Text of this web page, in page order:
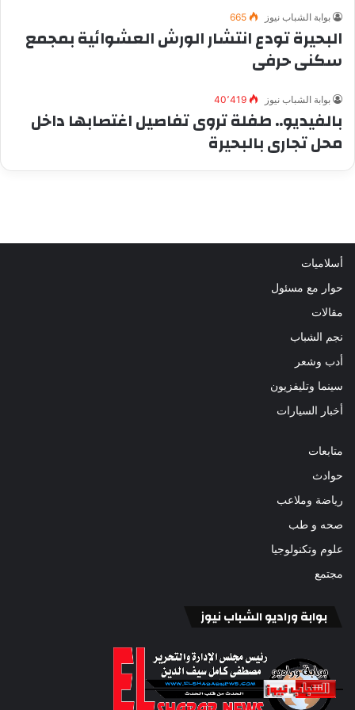
بوابة الشباب نيوز 665
البحيرة تودع انتشار الورش العشوائية بمجمع
سكنى حرفى
بوابة الشباب نيوز 40٬419
بالفيديو.. طفلة تروى تفاصيل اغتصابها داخل
محل تجارى بالبحيرة
أسلاميات
حوار مع مسئول
مقالات
نجم الشباب
أدب وشعر
سينما وتليفزيون
أخبار السيارات
متابعات
حوادث
رياضة وملاعب
صحه و طب
علوم وتكنولوجيا
مجتمع
بوابة وراديو الشباب نيوز